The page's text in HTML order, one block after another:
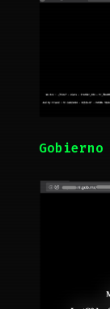
Gobierno